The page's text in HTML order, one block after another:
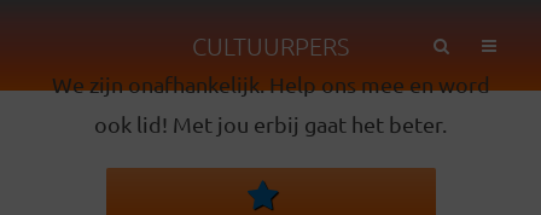
CULTUURPERS
We zijn onafhankelijk. Help ons mee en word
ook lid! Met jou erbij gaat het beter.